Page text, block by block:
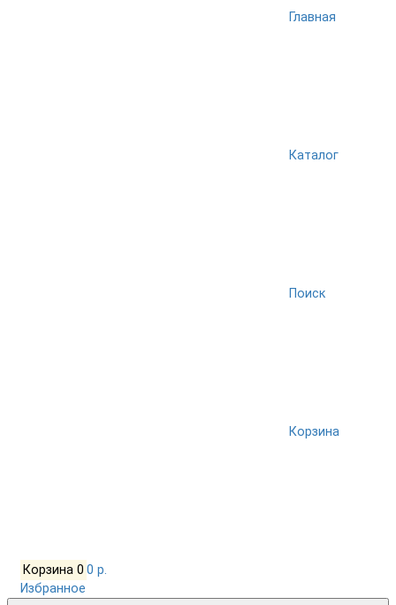
Главная
Каталог
Поиск
Корзина
Корзина 0 0 р.
Избранное